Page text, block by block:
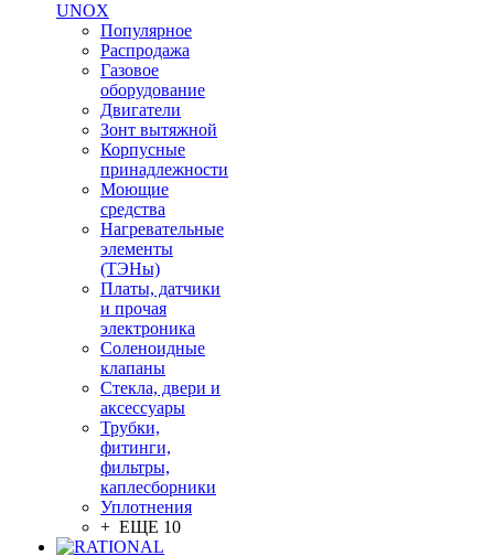
UNOX
Популярное
Распродажа
Газовое
оборудование
Двигатели
Зонт вытяжной
Корпусные
принадлежности
Моющие
средства
Нагревательные
элементы
(ТЭНы)
Платы, датчики
и прочая
электроника
Соленоидные
клапаны
Стекла, двери и
аксессуары
Трубки,
фитинги,
фильтры,
каплесборники
Уплотнения
+ ЕЩЕ 10